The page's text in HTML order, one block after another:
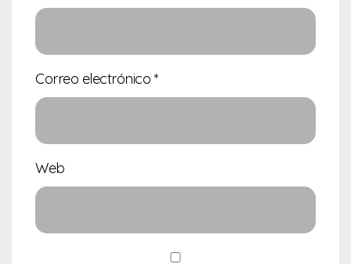
Correo electrónico *
Web